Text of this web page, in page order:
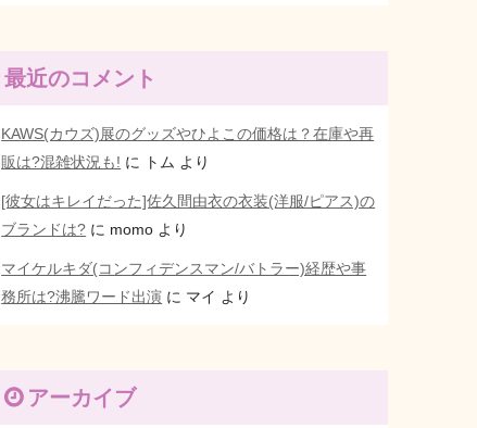
最近のコメント
KAWS(カウズ)展のグッズやひよこの価格は？在庫や再
販は?混雑状況も! に トム より
[彼女はキレイだった]佐久間由衣の衣装(洋服/ピアス)の
ブランドは? に momo より
マイケルキダ(コンフィデンスマン/バトラー)経歴や事
務所は?沸騰ワード出演 に マイ より
アーカイブ